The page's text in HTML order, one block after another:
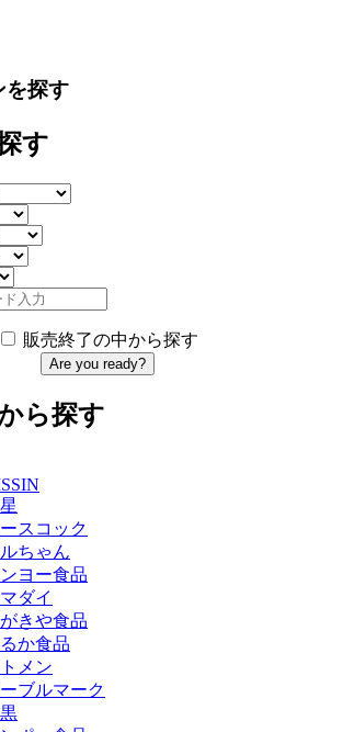
を探す
す
販売終了の中から探す
Are you ready?
ら探す
スコック
ちゃん
ヨー食品
ダイ
きや食品
か食品
メン
ブルマーク